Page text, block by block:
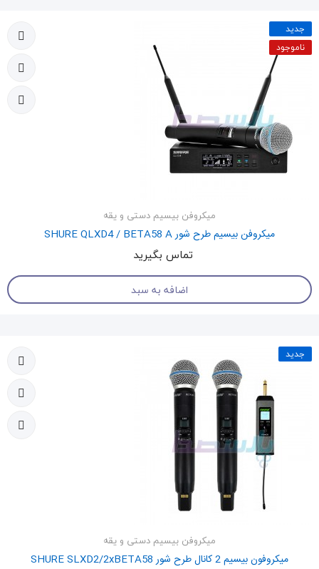
جدید
ناموجود
میکروفن بیسیم دستی و یقه
میکروفن بیسیم طرح شور SHURE QLXD4 / BETA58 A
تماس بگیرید
اضافه به سبد
جدید
میکروفن بیسیم دستی و یقه
میکروفون بیسیم 2 کانال طرح شور SHURE SLXD2/2xBETA58